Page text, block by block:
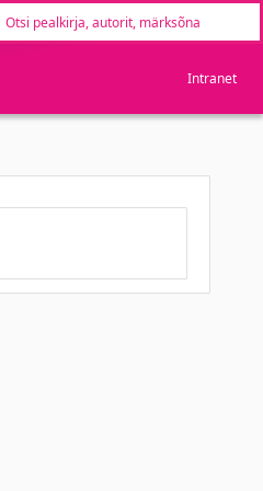
Intranet